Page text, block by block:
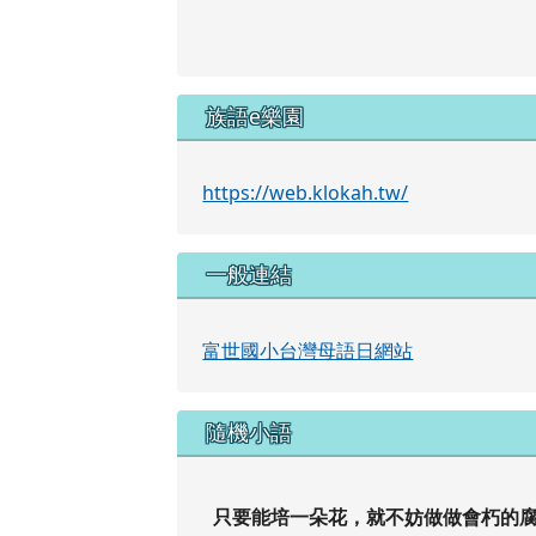
族語e樂園
https://web.klokah.tw/
一般連結
富世國小台灣母語日網站
隨機小語
只要能培一朵花，就不妨做做會朽的